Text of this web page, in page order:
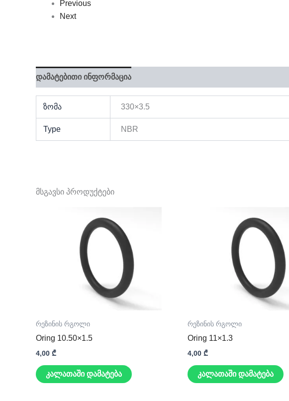
Previous
Next
დამატებითი ინფორმაცია
ზომა 330×3.5
Type NBR
მსგავსი პროდუქტები
რეზინის რგოლი
Oring 10.50×1.5
4,00 ₾
კალათაში დამატება
რეზინის რგოლი
Oring 11×1.3
4,00 ₾
კალათაში დამატება